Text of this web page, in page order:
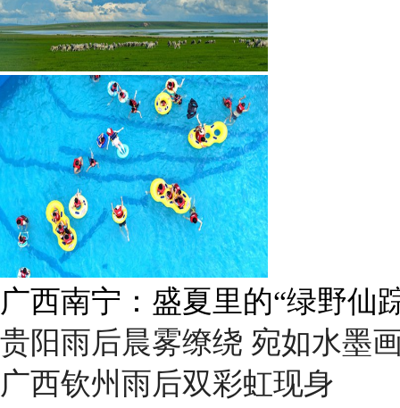
广西南宁：盛夏里的“绿野仙
贵阳雨后晨雾缭绕 宛如水墨
广西钦州雨后双彩虹现身